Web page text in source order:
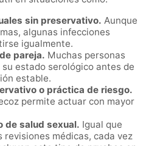
sin preservativo. Aunque
algunas infecciones
igualmente.
pareja. Muchas personas
estado serológico antes de
estable.
o práctica de riesgo.
permite actuar con mayor
de salud sexual. Igual que
revisiones médicas, cada vez